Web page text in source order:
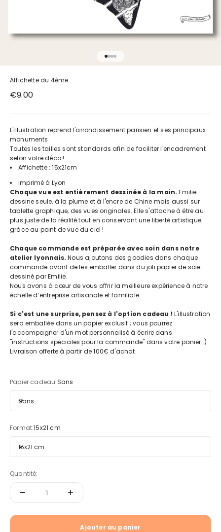
Aller à l'élément 1
Aller à l'élément 2
Aller à l'élément 3
Aller à l'élément 4
Affichette du 4ème
Prix de vente
€9.00
L'illustration reprend l'arrondissement parisien et ses principaux
monuments.
Toutes les tailles sont standards afin de faciliter l'encadrement
selon votre déco !
Affichette : 15x21cm
Imprimé à Lyon
Chaque vue est entièrement dessinée à la main. Emilie
dessine seule, à la plume et à l'encre de Chine mais aussi sur
tablette graphique, des vues originales. Elle s'attache à être au
plus juste de la réalité tout en conservant une liberté artistique
grâce au point de vue du ciel !
Chaque commande est préparée avec soin dans notre
atelier lyonnais. Nous ajoutons des goodies dans chaque
commande avant de les emballer dans du joli papier de soie
dessiné par Emilie.
Nous avons à cœur de vous offrir la meilleure expérience à notre
échelle d’entreprise artisanale et familiale.
Si c'est une surprise, pensez à l'option cadeau ! L'illustration
sera emballée dans un papier exclusif ; vous pourrez
l'accompagner d'un mot personnalisé à écrire dans
"instructions spéciales pour la commande" dans votre panier :)
Livraison offerte à partir de 100€ d'achat.
Papier cadeau:Sans
Sans
Format:15x21 cm
15x21 cm
Quantité:
Ajouter au panier